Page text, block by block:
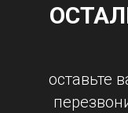
оставьте